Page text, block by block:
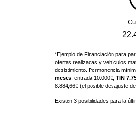
*Ejemplo de Financiación para
ofertas realizadas y vehículos
desistimiento. Permanencia
meses , entrada 10.000€, TIN
8.884,66€ (el posible desajuste
Existen 3 posibilidades para la